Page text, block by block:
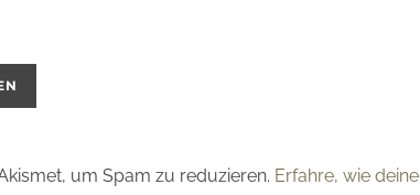
um Spam zu reduzieren. Erfahre, wie deine